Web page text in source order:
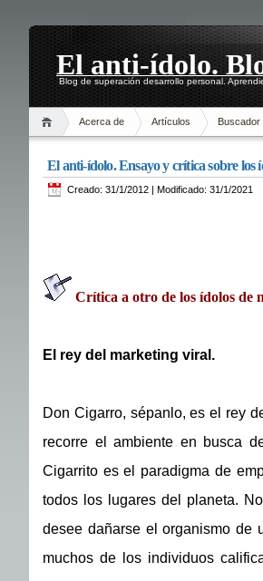
El anti-ídolo.
Blog de superación desarrollo personal.
Acerca de Artículos Buscador
El anti-ídolo. Ensayo y crítica sobre los
Creado: 31/1/2012 | Modificado: 31/1/2021
Crítica a otro de los ídolos de
El rey del marketing viral.
Don Cigarro, sépanlo, es el rey
recorre el ambiente en busca
Cigarrito es el paradigma de
todos los lugares del planeta.
desee dañarse el organismo
muchos de los individuos